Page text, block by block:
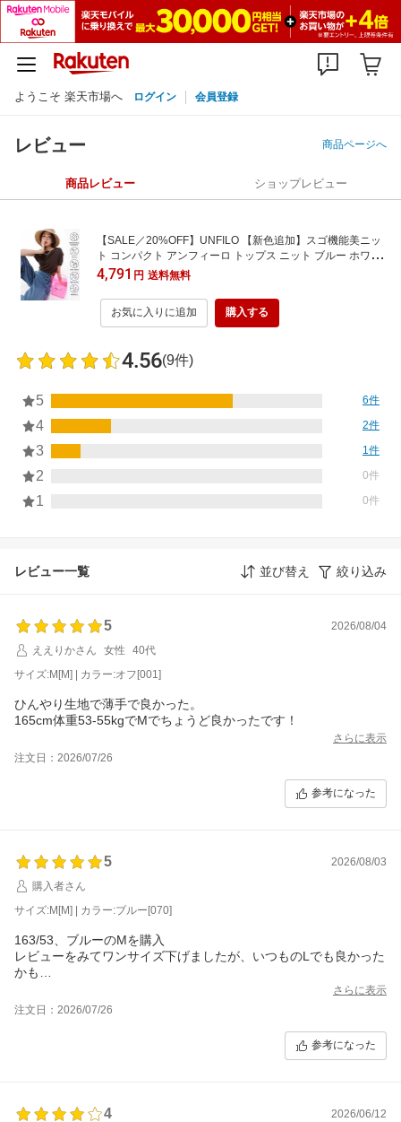
ようこそ 楽天市場へ ログイン 会員登録
レビュー 商品ページへ
商品レビュー ショップレビュー
【SALE／20%OFF】UNFILO 【新色追加】スゴ機能美ニッ
ト コンパクト アンフィーロ トップス ニット ブルー ホワイ
ト ブラック ピンク オレンジ ブラウン グレー グリーン ネイ
ビー レッド【送料無料】
4,791 円 送料無料
お気に入りに追加 購入する
4.56(9件)
5 6件
4 2件
3 1件
2 0件
1 0件
レビュー一覧 並び替え 絞り込み
5
2026/08/04
ええりかさん
女性
40代
サイズ:M[M] | カラー:オフ[001]
ひんやり生地で薄手で良かった。
165cm体重53-55kgでMでちょうど良かったです！
さらに表示
注文日：2026/07/26
参考になった
5
2026/08/03
購入者さん
サイズ:M[M] | カラー:ブルー[070]
163/53、ブルーのMを購入
レビューをみてワンサイズ下げましたが、いつものLでも良かった
かも
さらに表示
注文日：2026/07/26
参考になった
4
2026/06/12